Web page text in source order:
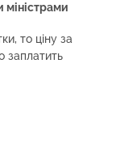
міністрами
то ціну за
заплатить